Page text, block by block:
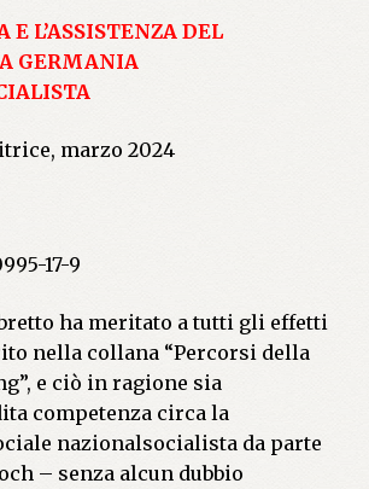
E L’ASSISTENZA DEL
GERMANIA
marzo 2024
17-9
ha meritato a tutti gli effetti
nella collana “Percorsi della
e ciò in ragione sia
competenza circa la
nazionalsocialista da parte
– senza alcun dubbio